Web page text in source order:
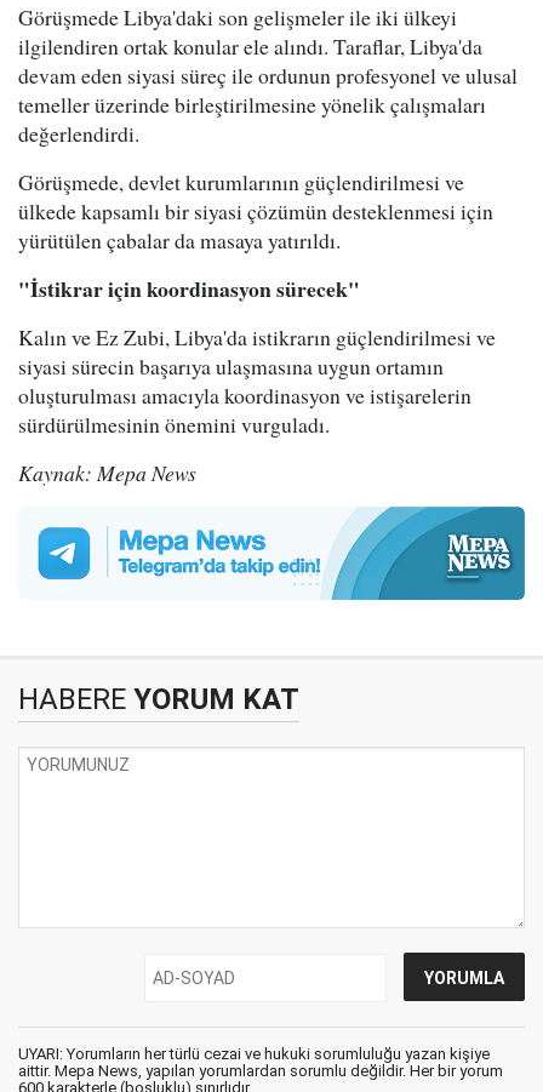
Görüşmede Libya'daki son gelişmeler ile iki ülkeyi
ilgilendiren ortak konular ele alındı. Taraflar, Libya'da
devam eden siyasi süreç ile ordunun profesyonel ve ulusal
temeller üzerinde birleştirilmesine yönelik çalışmaları
değerlendirdi.
Görüşmede, devlet kurumlarının güçlendirilmesi ve
ülkede kapsamlı bir siyasi çözümün desteklenmesi için
yürütülen çabalar da masaya yatırıldı.
"İstikrar için koordinasyon sürecek"
Kalın ve Ez Zubi, Libya'da istikrarın güçlendirilmesi ve
siyasi sürecin başarıya ulaşmasına uygun ortamın
oluşturulması amacıyla koordinasyon ve istişarelerin
sürdürülmesinin önemini vurguladı.
Kaynak: Mepa News
HABERE YORUM KAT
UYARI: Yorumların her türlü cezai ve hukuki sorumluluğu yazan kişiye
aittir. Mepa News, yapılan yorumlardan sorumlu değildir. Her bir yorum
600 karakterle (boşluklu) sınırlıdır.